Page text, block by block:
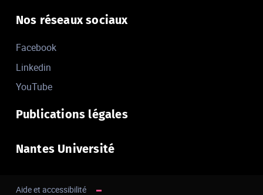
Nos réseaux sociaux
Facebook
Linkedin
YouTube
Publications légales
Nantes Université
Aide et accessibilité